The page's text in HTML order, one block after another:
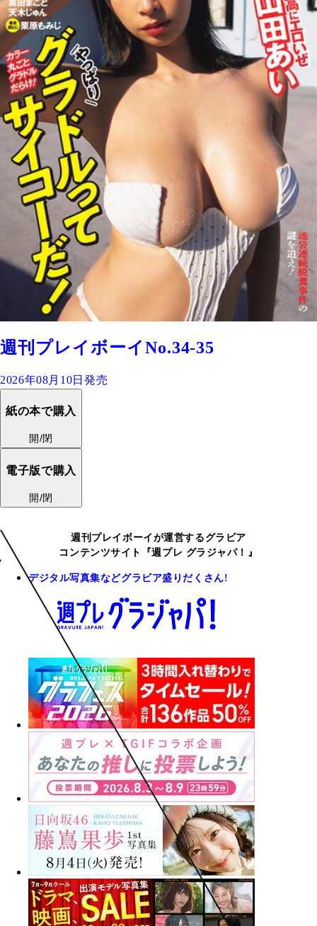
週刊プレイボーイNo.34-35
2026年08月10日発売
紙の本で購入
開/閉
電子版で購入
開/閉
週刊プレイボーイが運営するグラビア
コンテンツサイト『週プレ グラジャパ！』
デジタル写真集などグラビア盛りだくさん!